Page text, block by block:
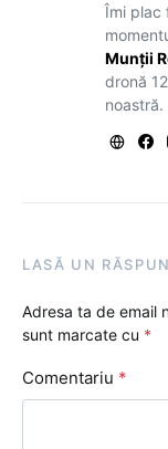
Îmi plac
Munții
dronă
noastră.
LASĂ UN
Adresa ta de email
sunt marcate cu *
Comentariu *